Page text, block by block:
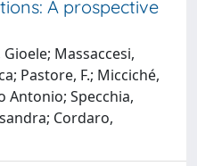
A prospective
Massaccesi,
Pastore, F.; Micciché,
Antonio; Specchia,
Cordaro,